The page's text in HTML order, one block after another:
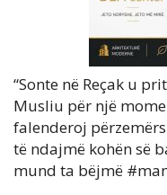
“Sonte në Reçak u
Musliu për një
falenderoj
të ndajmë kohën së
mund ta bëjmë